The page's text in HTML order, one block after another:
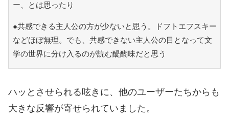
ー、とは思ったり
●共感できる主人公の方が少ないと思う。ドフトエフスキー
などほぼ無理。でも、共感できない主人公の目となって文
学の世界に分け入るのが読む醍醐味だと思う
ハッとさせられる呟きに、他のユーザーたちからも
大きな反響が寄せられていました。